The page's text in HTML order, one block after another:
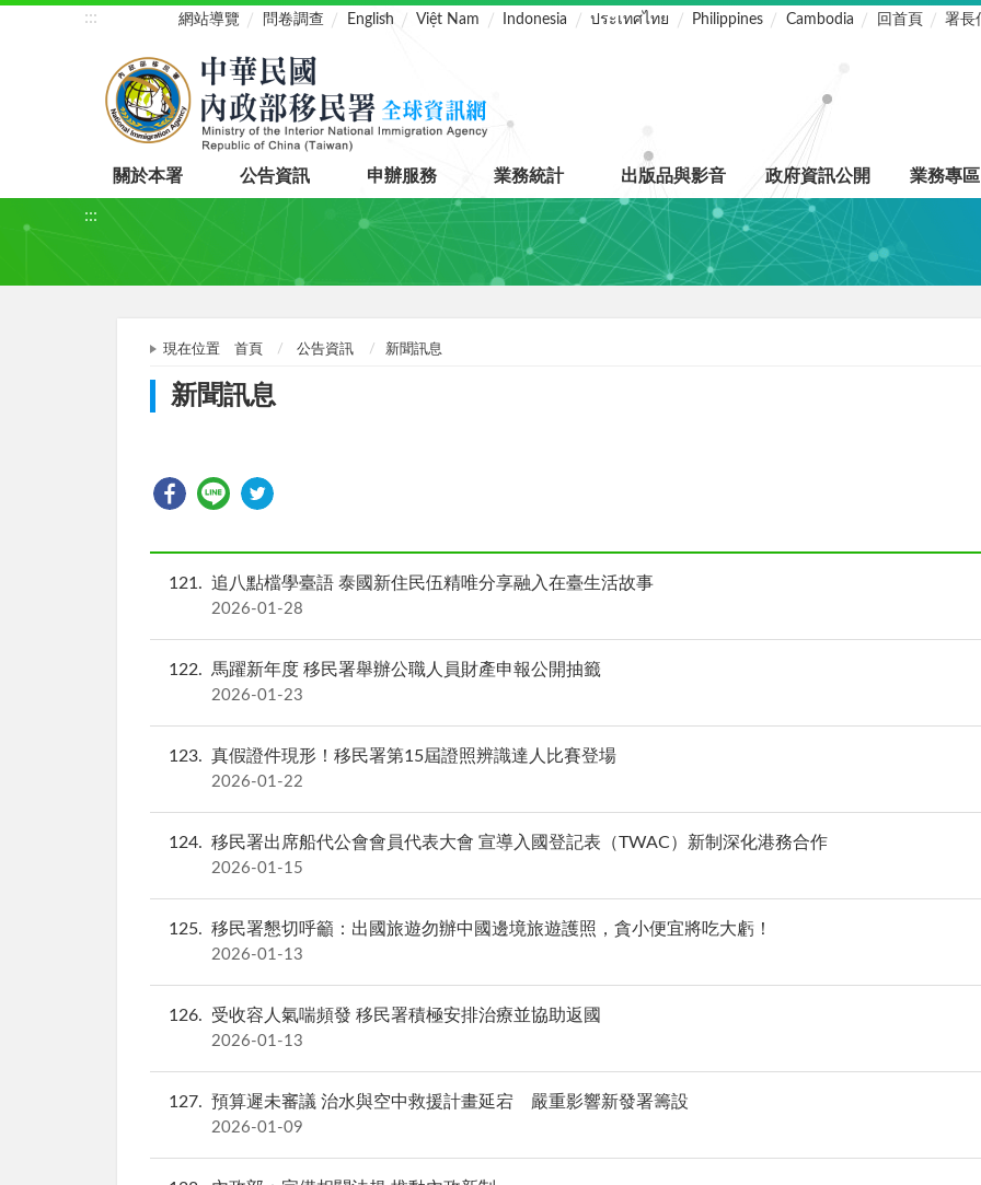
::: 網站導覽 問卷調查 English Việt Nam Indonesia ประเทศไทย Philippines Cambodia 回首頁 署長
關於本署 公告資訊 申辦服務 業務統計 出版品與影音 政府資訊公開 業務專區
:::
現在位置 首頁 公告資訊 新聞訊息
新聞訊息
121 追八點檔學臺語 泰國新住民伍精唯分享融入在臺生活故事
2026-01-28
122 馬躍新年度 移民署舉辦公職人員財產申報公開抽籤
2026-01-23
123 真假證件現形！移民署第15屆證照辨識達人比賽登場
2026-01-22
124 移民署出席船代公會會員代表大會 宣導入國登記表（TWAC）新制深化港務合作
2026-01-15
125 移民署懇切呼籲：出國旅遊勿辦中國邊境旅遊護照，貪小便宜將吃大虧！
2026-01-13
126 受收容人氣喘頻發 移民署積極安排治療並協助返國
2026-01-13
127 預算遲未審議 治水與空中救援計畫延宕 嚴重影響新發署籌設
2026-01-09